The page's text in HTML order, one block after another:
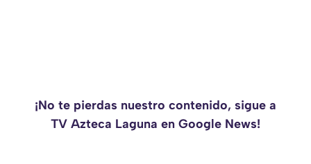
¡No te pierdas nuestro contenido, sigue a
TV Azteca Laguna en Google News!